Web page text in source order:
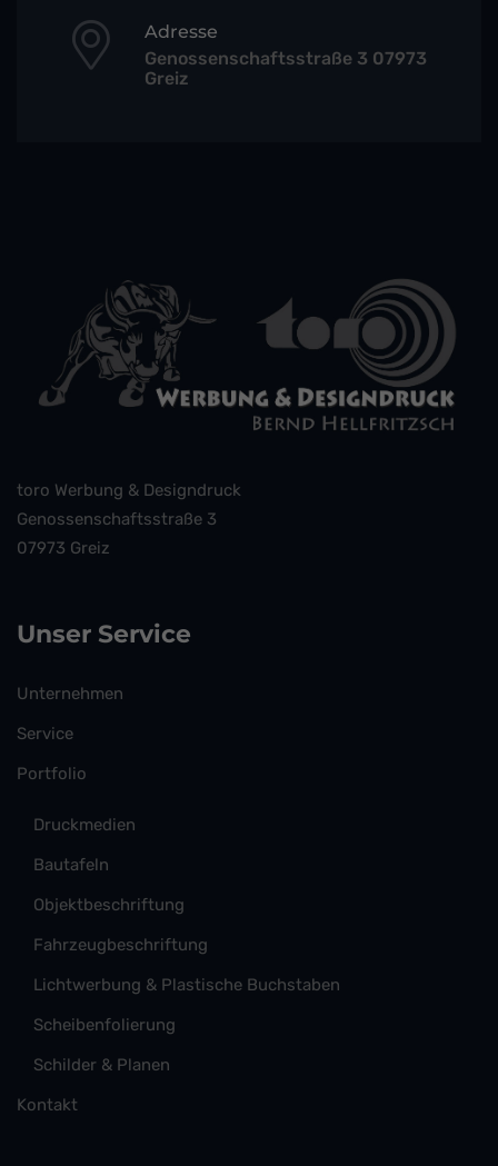
Adresse
Genossenschaftsstraße 3 07973
Greiz
toro Werbung & Designdruck
Genossenschaftsstraße 3
07973 Greiz
Unser Service
Unternehmen
Service
Portfolio
Druckmedien
Bautafeln
Objektbeschriftung
Fahrzeugbeschriftung
Lichtwerbung & Plastische Buchstaben
Scheibenfolierung
Schilder & Planen
Kontakt